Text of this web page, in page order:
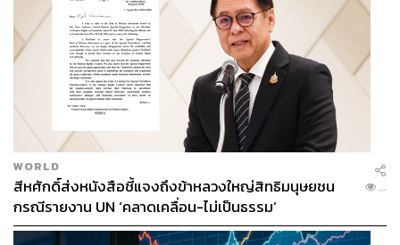
WORLD
สีหศักดิ์ส่งหนังสือชี้แจงถึงข้าหลวงใหญ่สิทธิมนุษยชน
กรณีรายงาน UN ‘คลาดเคลื่อน-ไม่เป็นธรรม’
...